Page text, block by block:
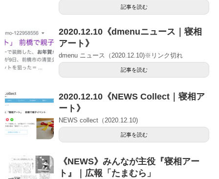
記事を読む
2020.12.10《dmenuニュース｜寝相
アート》
dmenu ニュース（2020.12.10)※リンク切れ
記事を読む
2020.12.10《NEWS Collect｜寝相ア
ート》
NEWS collect（2020.12.10)
記事を読む
《NEWS》みんなが主役『寝相アー
ト』｜広報「たまむら」